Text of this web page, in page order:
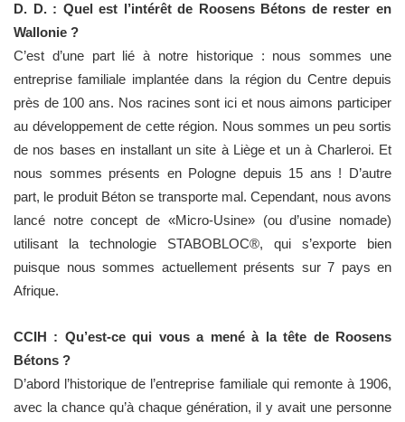
D. D. : Quel est l’intérêt de Roosens Bétons de rester en
Wallonie ?
C’est d’une part lié à notre historique : nous sommes une
entreprise familiale implantée dans la région du Centre depuis
près de 100 ans. Nos racines sont ici et nous aimons participer
au développement de cette région. Nous sommes un peu sortis
de nos bases en installant un site à Liège et un à Charleroi. Et
nous sommes présents en Pologne depuis 15 ans ! D’autre
part, le produit Béton se transporte mal. Cependant, nous avons
lancé notre concept de «Micro-Usine» (ou d’usine nomade)
utilisant la technologie STABOBLOC®, qui s’exporte bien
puisque nous sommes actuellement présents sur 7 pays en
Afrique.
CCIH : Qu’est-ce qui vous a mené à la tête de Roosens
Bétons ?
D’abord l’historique de l’entreprise familiale qui remonte à 1906,
avec la chance qu’à chaque génération, il y avait une personne